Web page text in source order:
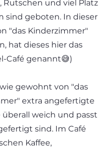
Rutschen und viel Platz
sind geboten. In dieser
"das Kinderzimmer"
hat dieses hier das
Café genannt😅)
gewohnt von "das
extra angefertigte
überall weich und passt
sind. Im Café
Kaffee,